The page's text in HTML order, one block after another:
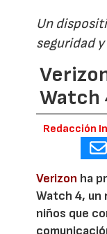
Un
seguridad
Watch
Redacción
Verizon ha
Watch 4, un
niños que